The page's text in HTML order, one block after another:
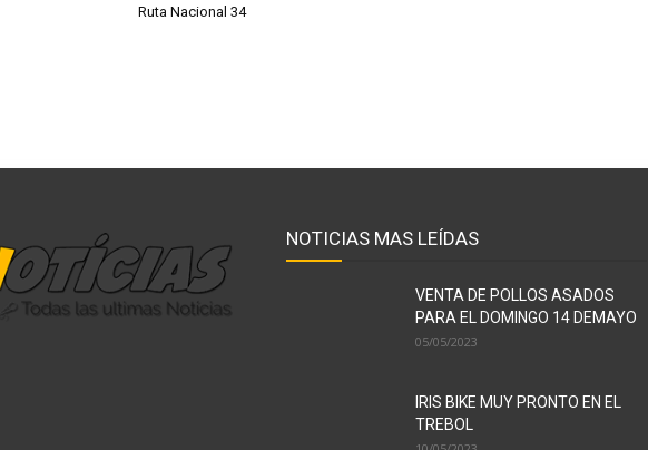
Ruta Nacional 34
NOTICIAS MAS LEÍDAS
VENTA DE POLLOS ASADOS
PARA EL DOMINGO 14 DEMAYO
05/05/2023
IRIS BIKE MUY PRONTO EN EL
TREBOL